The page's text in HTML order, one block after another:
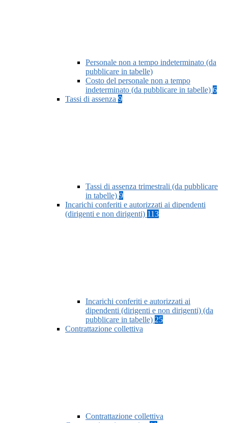
Personale non a tempo indeterminato (da
pubblicare in tabelle)
Costo del personale non a tempo
indeterminato (da pubblicare in tabelle) 6
Tassi di assenza 9
Tassi di assenza trimestrali (da pubblicare
in tabelle) 9
Incarichi conferiti e autorizzati ai dipendenti
(dirigenti e non dirigenti) 113
Incarichi conferiti e autorizzati ai
dipendenti (dirigenti e non dirigenti) (da
pubblicare in tabelle) 25
Contrattazione collettiva
Contrattazione collettiva